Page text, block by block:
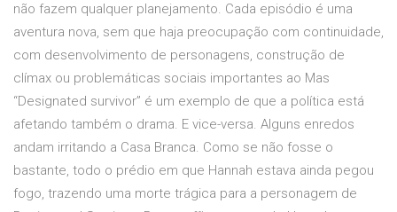
não fazem qualquer planejamento. Cada episódio é uma
aventura nova, sem que haja preocupação com continuidade,
com desenvolvimento de personagens, construção de
clímax ou problemáticas sociais importantes ao Mas
“Designated survivor” é um exemplo de que a política está
afetando também o drama. E vice-versa. Alguns enredos
andam irritando a Casa Branca. Como se não fosse o
bastante, todo o prédio em que Hannah estava ainda pegou
fogo, trazendo uma morte trágica para a personagem de